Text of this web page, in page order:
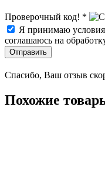
Проверочный код! *
Я принимаю условия
соглашаюсь на
Отправить
Спасибо, Ваш отзыв
Похожие